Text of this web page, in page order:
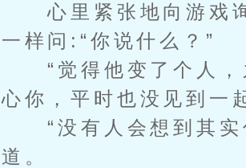
心里紧张地向游戏询
一样问:“你说什么？”
“觉得他变了个人，
心你，平时也没见到一
“没有人会想到其实
道。